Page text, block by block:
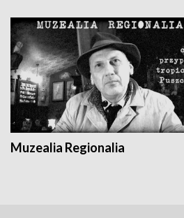
Muzealia Regionalia